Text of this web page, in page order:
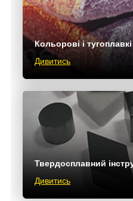
Кольорові і
Дивитись
Твердосплавний
Дивитись